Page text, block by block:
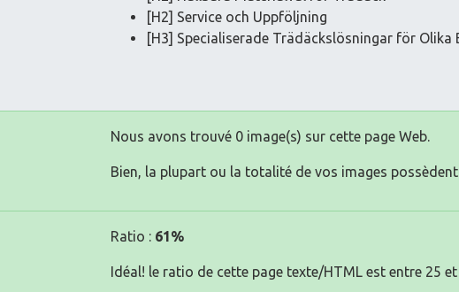
[H2] Service och Uppföljning
[H3] Specialiserade Trädäckslösningar för Olika
Nous avons trouvé 0 image(s) sur cette page Web.
Bien, la plupart ou la totalité de vos images
Ratio : 61%
Idéal! le ratio de cette page texte/HTML est entre 25